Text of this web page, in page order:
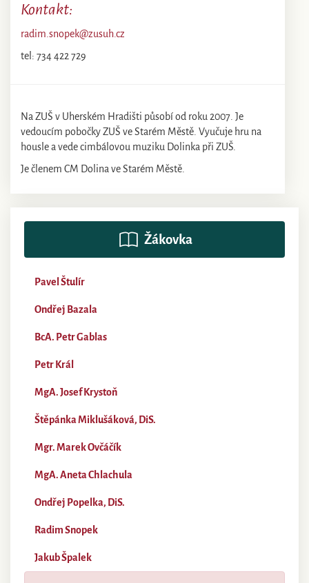
Kontakt:
radim.snopek@zusuh.cz
tel: 734 422 729
Na ZUŠ v Uherském Hradišti působí od roku 2007. Je
vedoucím pobočky ZUŠ ve Starém Městě. Vyučuje hru na
housle a vede cimbálovou muziku Dolinka při ZUŠ.
Je členem CM Dolina ve Starém Městě.
Žákovka
Pavel Štulír
Ondřej Bazala
BcA. Petr Gablas
Petr Král
MgA. Josef Krystoň
Štěpánka Miklušáková, DiS.
Mgr. Marek Ovčáčík
MgA. Aneta Chlachula
Ondřej Popelka, DiS.
Radim Snopek
Jakub Špalek